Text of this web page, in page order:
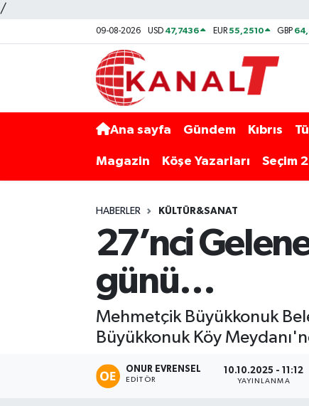
/
09-08-2026 USD 47,7436 EUR55,2510 GBP
Ana sayfa Gündem Kıbrıs
Magazin Köşe Yazarları Seçim
HABERLER KÜLTÜR&SANAT
27’nci
günü…
Mehmetçik Büyükkonuk
Büyükkonuk Köy
ONUR EVRENSEL
EDITÖR
10.10.2025 - 11:12
YAYINLANMA